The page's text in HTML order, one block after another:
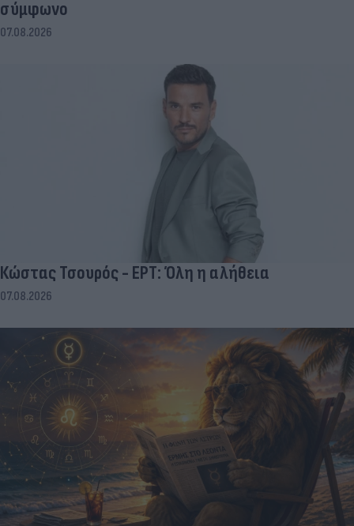
σύμφωνο
07.08.2026
Κώστας Τσουρός - ΕΡΤ: Όλη η αλήθεια
07.08.2026